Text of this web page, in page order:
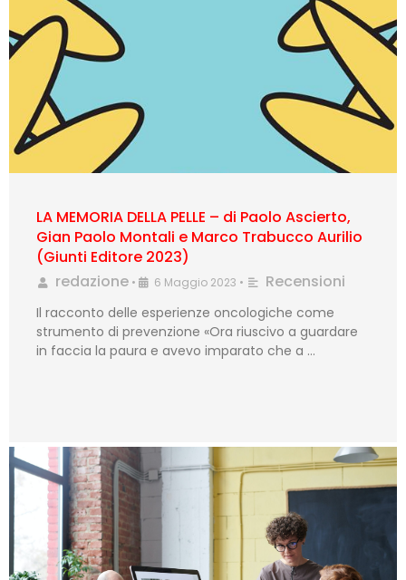
LA MEMORIA DELLA PELLE – di Paolo Ascierto,
Gian Paolo Montali e Marco Trabucco Aurilio
(Giunti Editore 2023)
redazione • 6 Maggio 2023 • Recensioni
Il racconto delle esperienze oncologiche come
strumento di prevenzione «Ora riuscivo a guardare
in faccia la paura e avevo imparato che a …